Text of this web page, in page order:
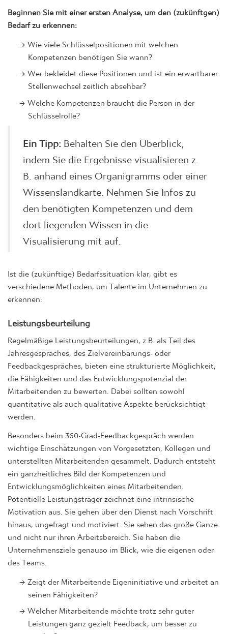
Beginnen Sie mit einer ersten Analyse, um den (zukünftgen)
Bedarf zu erkennen:
Wie viele Schlüsselpositionen mit welchen
Kompetenzen benötigen Sie wann?
Wer bekleidet diese Positionen und ist ein erwartbarer
Stellenwechsel zeitlich absehbar?
Welche Kompetenzen braucht die Person in der
Schlüsselrolle?
Ein Tipp:Behalten Sie den Überblick,
indem Sie die Ergebnisse visualisieren z.
B. anhand eines Organigramms oder einer
Wissenslandkarte. Nehmen Sie Infos zu
den benötigten Kompetenzen und dem
dort liegenden Wissen in die
Visualisierung mit auf.
Ist die (zukünftige) Bedarfssituation klar, gibt es
verschiedene Methoden, um Talente im Unternehmen zu
erkennen:
Leistungsbeurteilung
Regelmäßige Leistungsbeurteilungen, z.B. als Teil des
Jahresgespräches, des Zielvereinbarungs- oder
Feedbackgespräches, bieten eine strukturierte Möglichkeit,
die Fähigkeiten und das Entwicklungspotenzial der
Mitarbeitenden zu bewerten. Dabei sollten sowohl
quantitative als auch qualitative Aspekte berücksichtigt
werden.
Besonders beim 360-Grad-Feedbackgespräch werden
wichtige Einschätzungen von Vorgesetzten, Kollegen und
unterstellten Mitarbeitenden gesammelt. Dadurch entsteht
ein ganzheitliches Bild der Kompetenzen und
Entwicklungsmöglichkeiten eines Mitarbeitenden.
Potentielle Leistungsträger zeichnet eine intrinsische
Motivation aus. Sie gehen über den Dienst nach Vorschrift
hinaus, ungefragt und motiviert. Sie sehen das große Ganze
und nicht nur ihren Arbeitsbereich. Sie haben die
Unternehmensziele genauso im Blick, wie die eigenen oder
des Teams.
Zeigt der Mitarbeitende Eigeninitiative und arbeitet an
seinen Fähigkeiten?
Welcher Mitarbeitende möchte trotz sehr guter
Leistungen ganz gezielt Feedback, um besser zu